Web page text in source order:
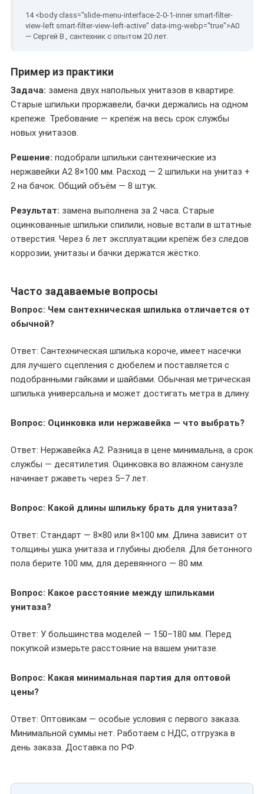
— Сергей В., сантехник с опытом 20 лет.
Пример из практики
Задача: замена двух напольных унитазов в квартире.
Старые шпильки проржавели, бачки держались на одном
крепеже. Требование — крепёж на весь срок службы
новых унитазов.
Решение: подобрали шпильки сантехнические из
нержавейки A2 8×100 мм. Расход — 2 шпильки на унитаз +
2 на бачок. Общий объём — 8 штук.
Результат: замена выполнена за 2 часа. Старые
оцинкованные шпильки спилили, новые встали в штатные
отверстия. Через 6 лет эксплуатации крепёж без следов
коррозии, унитазы и бачки держатся жёстко.
Часто задаваемые вопросы
Вопрос: Чем сантехническая шпилька отличается от
обычной?
Ответ: Сантехническая шпилька короче, имеет насечки
для лучшего сцепления с дюбелем и поставляется с
подобранными гайками и шайбами. Обычная метрическая
шпилька универсальна и может достигать метра в длину.
Вопрос: Оцинковка или нержавейка — что выбрать?
Ответ: Нержавейка A2. Разница в цене минимальна, а срок
службы — десятилетия. Оцинковка во влажном санузле
начинает ржаветь через 5–7 лет.
Вопрос: Какой длины шпильку брать для унитаза?
Ответ: Стандарт — 8×80 или 8×100 мм. Длина зависит от
толщины ушка унитаза и глубины дюбеля. Для бетонного
пола берите 100 мм, для деревянного — 80 мм.
Вопрос: Какое расстояние между шпильками
унитаза?
Ответ: У большинства моделей — 150–180 мм. Перед
покупкой измерьте расстояние на вашем унитазе.
Вопрос: Какая минимальная партия для оптовой
цены?
Ответ: Оптовикам — особые условия с первого заказа.
Минимальной суммы нет. Работаем с НДС, отгрузка в
день заказа. Доставка по РФ.